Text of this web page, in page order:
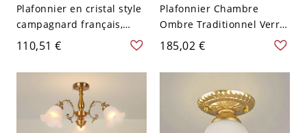
Plafonnier en cristal style
campagnard français,
luminaire en métal pour
couloir ou chambre, style
traditionnel glamour -
Noir 110 V-120 V A
110,51 €
Plafonnier Chambre
Ombre Traditionnel Verre
Laiton - Laiton 110 V-120 V
Plafonnier Fleur
185,02 €